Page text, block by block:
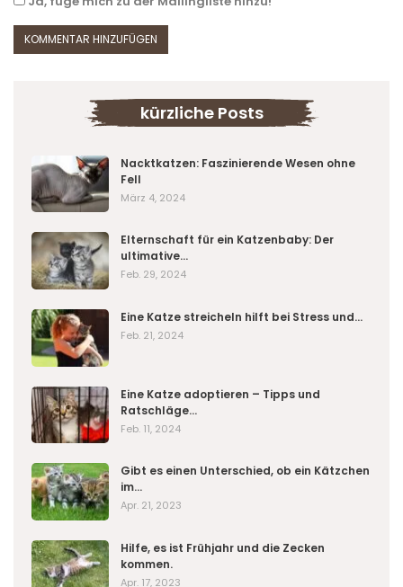
kürzliche Posts
Nacktkatzen: Faszinierende Wesen ohne
Fell
März 4, 2024
Elternschaft für ein Katzenbaby: Der
ultimative…
Feb. 29, 2024
Eine Katze streicheln hilft bei Stress und…
Feb. 21, 2024
Eine Katze adoptieren – Tipps und
Ratschläge…
Feb. 11, 2024
Gibt es einen Unterschied, ob ein Kätzchen
im…
Apr. 21, 2023
Hilfe, es ist Frühjahr und die Zecken
kommen.
Apr. 17, 2023